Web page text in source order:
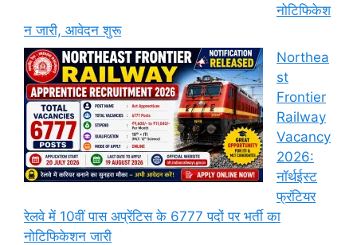
नोटिफिकेश
न जारी, आवेदन शुरू
Northea
st
Frontier
Railway
Vacancy
2026:
नॉर्थईस्ट
फ्रंटियर
रेलवे में 10वीं पास अप्रेंटिस के 6777 पदों पर भर्ती का
नोटिफिकेशन जारी